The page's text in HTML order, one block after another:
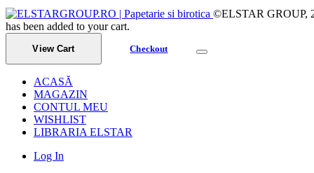
©ELSTAR GROUP,
has been added to your cart.
View Cart Checkout
ACASĂ
MAGAZIN
CONTUL MEU
WISHLIST
LIBRARIA ELSTAR
Log In